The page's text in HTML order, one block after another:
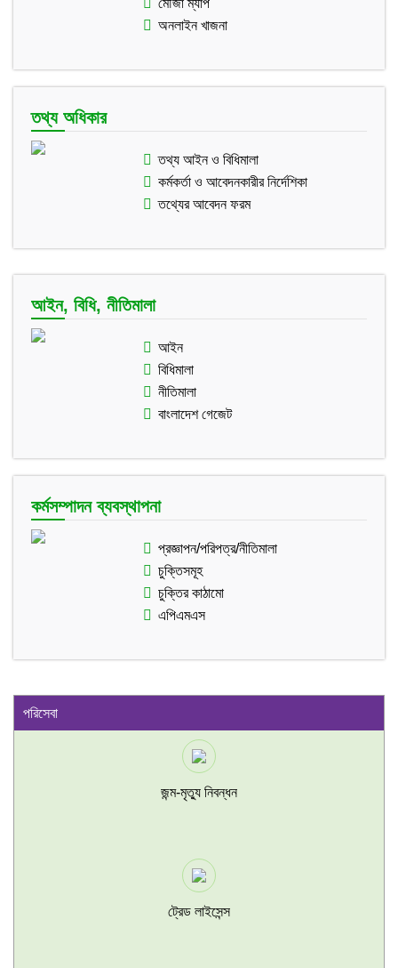
মৌজা ম্যাপ
অনলাইন খাজনা
তথ্য অধিকার
তথ্য আইন ও বিধিমালা
কর্মকর্তা ও আবেদনকারীর নির্দেশিকা
তথ্যের আবেদন ফরম
আইন, বিধি, নীতিমালা
আইন
বিধিমালা
নীতিমালা
বাংলাদেশ গেজেট
কর্মসম্পাদন ব্যবস্থাপনা
প্রজ্ঞাপন/পরিপত্র/নীতিমালা
চুক্তিসমূহ
চুক্তির কাঠামো
এপিএমএস
পরিসেবা
জন্ম-মৃত্যু নিবন্ধন
ট্রেড লাইসেন্স